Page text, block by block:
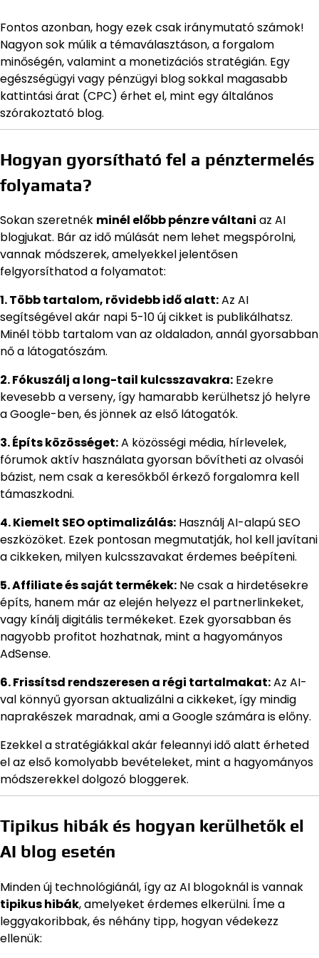
Fontos azonban, hogy ezek csak iránymutató számok!
Nagyon sok múlik a témaválasztáson, a forgalom
minőségén, valamint a monetizációs stratégián. Egy
egészségügyi vagy pénzügyi blog sokkal magasabb
kattintási árat (CPC) érhet el, mint egy általános
szórakoztató blog.
Hogyan gyorsítható fel a pénztermelés
folyamata?
Sokan szeretnék minél előbb pénzre váltani az AI
blogjukat. Bár az idő múlását nem lehet megspórolni,
vannak módszerek, amelyekkel jelentősen
felgyorsíthatod a folyamatot:
1. Több tartalom, rövidebb idő alatt:Az AI
segítségével akár napi 5-10 új cikket is publikálhatsz.
Minél több tartalom van az oldaladon, annál gyorsabban
nő a látogatószám.
2. Fókuszálj a long-tail kulcsszavakra: Ezekre
kevesebb a verseny, így hamarabb kerülhetsz jó helyre
a Google-ben, és jönnek az első látogatók.
3. Építs közösséget:A közösségi média, hírlevelek,
fórumok aktív használata gyorsan bővítheti az olvasói
bázist, nem csak a keresőkből érkező forgalomra kell
támaszkodni.
4. Kiemelt SEO optimalizálás: Használj AI-alapú SEO
eszközöket. Ezek pontosan megmutatják, hol kell javítani
a cikkeken, milyen kulcsszavakat érdemes beépíteni.
5. Affiliate és saját termékek: Ne csak a hirdetésekre
építs, hanem már az elején helyezz el partnerlinkeket,
vagy kínálj digitális termékeket. Ezek gyorsabban és
nagyobb profitot hozhatnak, mint a hagyományos
AdSense.
6. Frissítsd rendszeresen a régi tartalmakat:Az AI-
val könnyű gyorsan aktualizálni a cikkeket, így mindig
naprakészek maradnak, ami a Google számára is előny.
Ezekkel a stratégiákkal akár feleannyi idő alatt érheted
el az első komolyabb bevételeket, mint a hagyományos
módszerekkel dolgozó bloggerek.
Tipikus hibák és hogyan kerülhetők el
AI blog esetén
Minden új technológiánál, így az AI blogoknál is vannak
tipikus hibák, amelyeket érdemes elkerülni. Íme a
leggyakoribbak, és néhány tipp, hogyan védekezz
ellenük: